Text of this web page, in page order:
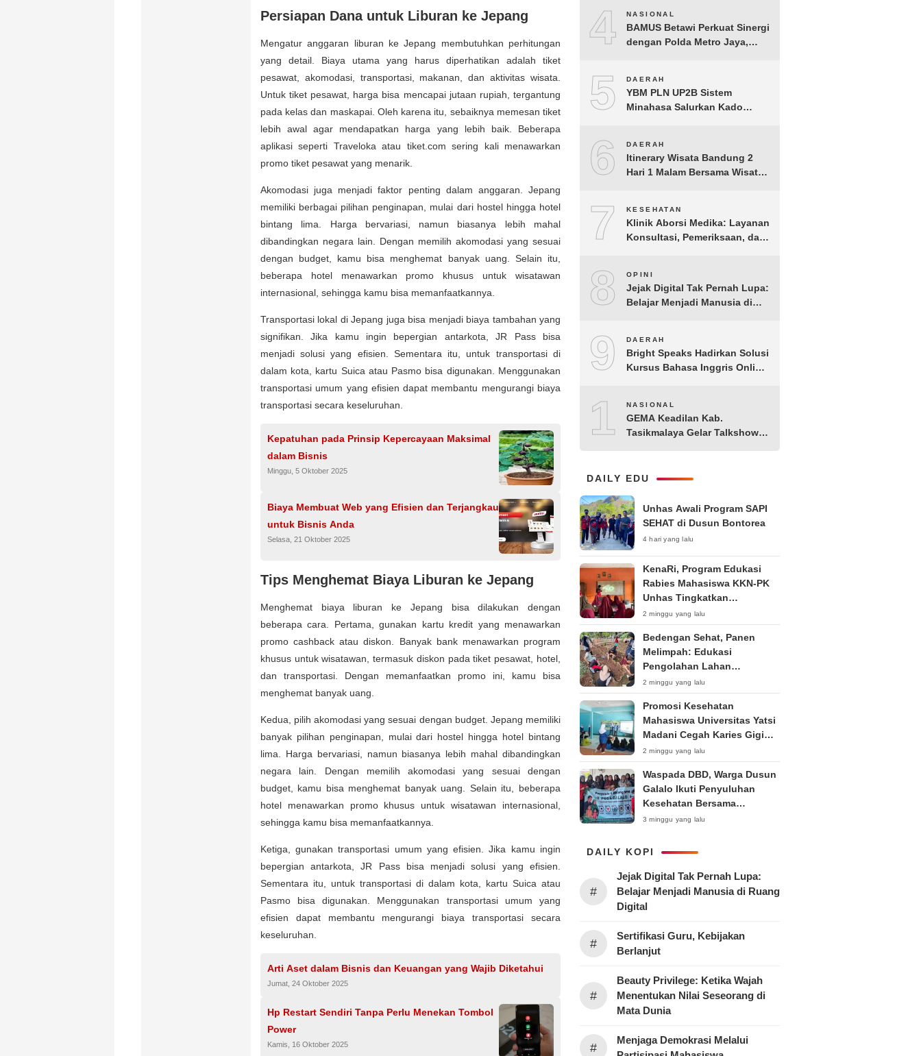
Persiapan Dana untuk Liburan ke Jepang
Mengatur anggaran liburan ke Jepang membutuhkan perhitungan
yang detail. Biaya utama yang harus diperhatikan adalah tiket
pesawat, akomodasi, transportasi, makanan, dan aktivitas wisata.
Untuk tiket pesawat, harga bisa mencapai jutaan rupiah, tergantung
pada kelas dan maskapai. Oleh karena itu, sebaiknya memesan tiket
lebih awal agar mendapatkan harga yang lebih baik. Beberapa
aplikasi seperti Traveloka atau tiket.com sering kali menawarkan
promo tiket pesawat yang menarik.
Akomodasi juga menjadi faktor penting dalam anggaran. Jepang
memiliki berbagai pilihan penginapan, mulai dari hostel hingga hotel
bintang lima. Harga bervariasi, namun biasanya lebih mahal
dibandingkan negara lain. Dengan memilih akomodasi yang sesuai
dengan budget, kamu bisa menghemat banyak uang. Selain itu,
beberapa hotel menawarkan promo khusus untuk wisatawan
internasional, sehingga kamu bisa memanfaatkannya.
Transportasi lokal di Jepang juga bisa menjadi biaya tambahan yang
signifikan. Jika kamu ingin bepergian antarkota, JR Pass bisa
menjadi solusi yang efisien. Sementara itu, untuk transportasi di
dalam kota, kartu Suica atau Pasmo bisa digunakan. Menggunakan
transportasi umum yang efisien dapat membantu mengurangi biaya
transportasi secara keseluruhan.
Kepatuhan pada Prinsip Kepercayaan Maksimal
dalam Bisnis
Minggu, 5 Oktober 2025
Biaya Membuat Web yang Efisien dan Terjangkau
untuk Bisnis Anda
Selasa, 21 Oktober 2025
Tips Menghemat Biaya Liburan ke Jepang
Menghemat biaya liburan ke Jepang bisa dilakukan dengan
beberapa cara. Pertama, gunakan kartu kredit yang menawarkan
promo cashback atau diskon. Banyak bank menawarkan program
khusus untuk wisatawan, termasuk diskon pada tiket pesawat, hotel,
dan transportasi. Dengan memanfaatkan promo ini, kamu bisa
menghemat banyak uang.
Kedua, pilih akomodasi yang sesuai dengan budget. Jepang memiliki
banyak pilihan penginapan, mulai dari hostel hingga hotel bintang
lima. Harga bervariasi, namun biasanya lebih mahal dibandingkan
negara lain. Dengan memilih akomodasi yang sesuai dengan
budget, kamu bisa menghemat banyak uang. Selain itu, beberapa
hotel menawarkan promo khusus untuk wisatawan internasional,
sehingga kamu bisa memanfaatkannya.
Ketiga, gunakan transportasi umum yang efisien. Jika kamu ingin
bepergian antarkota, JR Pass bisa menjadi solusi yang efisien.
Sementara itu, untuk transportasi di dalam kota, kartu Suica atau
Pasmo bisa digunakan. Menggunakan transportasi umum yang
efisien dapat membantu mengurangi biaya transportasi secara
keseluruhan.
Arti Aset dalam Bisnis dan Keuangan yang Wajib Diketahui
Jumat, 24 Oktober 2025
Hp Restart Sendiri Tanpa Perlu Menekan Tombol
Power
Kamis, 16 Oktober 2025
4 NASIONAL
BAMUS Betawi Perkuat Sinergi
dengan Polda Metro Jaya,
Kondusif Jelang HUT ke-81
Republik Indonesia
5 DAERAH
YBM PLN UP2B Sistem
Minahasa Salurkan Kado
Tomohon
6 DAERAH
Itinerary Wisata Bandung 2
Hari 1 Malam Bersama Wisata
7 KESEHATAN
Klinik Aborsi Medika: Layanan
Konsultasi, Pemeriksaan, dan
8 OPINI
Jejak Digital Tak Pernah Lupa:
Belajar Menjadi Manusia di
9 DAERAH
Bright Speaks Hadirkan Solusi
Kursus Bahasa Inggris Online
Bicara
10NASIONAL
GEMA Keadilan Kab.
Tasikmalaya Gelar Talkshow
Negara di Era Post-Truth”
DAILY EDU
Unhas Awali Program SAPI
SEHAT di Dusun Bontorea
4 hari yang lalu
KenaRi, Program Edukasi
Rabies Mahasiswa KKN-PK
Unhas Tingkatkan
Kesadaran Siswa SD Negeri 4
Maccorawalie
2 minggu yang lalu
Bedengan Sehat, Panen
Melimpah: Edukasi
Pengolahan Lahan
Bedengan Organik bagi KWT
dan Ibu PKK RT 04 RW 01
Kelurahan Pakintelan
2 minggu yang lalu
Promosi Kesehatan
Mahasiswa Universitas Yatsi
Madani Cegah Karies Gigi
Anak
2 minggu yang lalu
Waspada DBD, Warga Dusun
Galalo Ikuti Penyuluhan
Kesehatan Bersama
Mahasiswa Pemberdayaan
Surabaya 2026
3 minggu yang lalu
DAILY KOPI
#
Jejak Digital Tak Pernah Lupa:
Belajar Menjadi Manusia di Ruang
Digital
#
Sertifikasi Guru, Kebijakan
Berlanjut
#
Beauty Privilege: Ketika Wajah
Menentukan Nilai Seseorang di
Mata Dunia
#
Menjaga Demokrasi Melalui